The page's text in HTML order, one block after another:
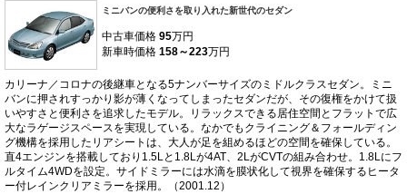
ミニバンの便利さを取り入れた新世代のセダン
中古車価格 95万円
新車時価格 158～223万円
カリーナ／コロナの後継車となる5ナンバーサイズのミドルクラスセダン。ミニ
バンに押されすっかり影が薄くなってしまったセダンだが、その復権をかけて扱
いやすさと便利さを追求したモデル。リラックスできる居住空間とフラットで広
大なラゲージスペースを実現している。なかでもクライニング＆フォールディン
グ機構を採用したリアシートは、大人が足を組めるほどの空間を確保している。
直4エンジンを搭載しており1.5Lと1.8Lが4AT、2LがCVTの組み合わせ。1.8Lにフ
ルタイム4WDを設定。サイドミラーには水滴を膜状化して視界を確保するヒータ
ー付レインクリアミラーを採用。（2001.12）